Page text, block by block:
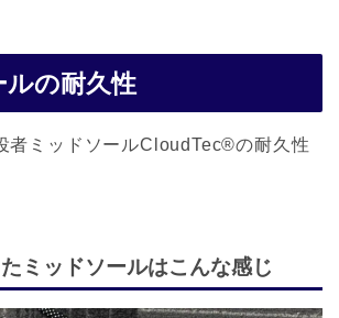
ルの耐久性
者ミッドソールCloudTec®の耐久性
ミッドソールはこんな感じ